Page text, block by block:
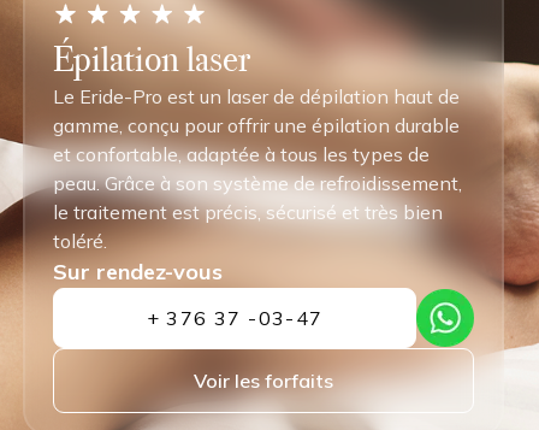
Épilation laser
Le Eride-Pro est un laser de dépilation haut de
gamme, conçu pour offrir une épilation durable
et confortable, adaptée à tous les types de
peau. Grâce à son système de refroidissement,
le traitement est précis, sécurisé et très bien
toléré.
Sur rendez-vous
+ 376 37 -03-47
Voir les forfaits